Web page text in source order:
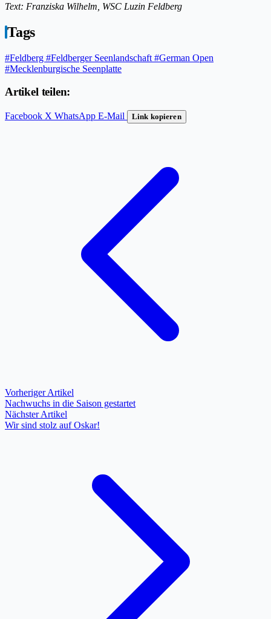
Text: Franziska Wilhelm, WSC Luzin Feldberg
Tags
#Feldberg #Feldberger Seenlandschaft #German Open
#Mecklenburgische Seenplatte
Artikel teilen:
Facebook X WhatsApp E-Mail Link kopieren
Vorheriger Artikel
Nachwuchs in die Saison gestartet
Nächster Artikel
Wir sind stolz auf Oskar!